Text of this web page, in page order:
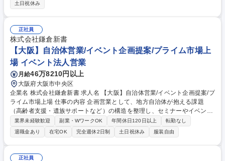
業務をお任せします。 【具体的には】■韓国クライアントとのコミュニケ
ーション（Slack、メール、オンラインMTG等）■広告配信に関する各種調
整および配信効果の報告■日本およびアメリカ向け広告配信案件のサポー
ト業務■韓国市場や業界動向のリサーチ■韓国語／日本語の翻訳業務 募集
職種 【海外営業（韓国）】韓国チームメンバー/自社広告サービス『SKYF
LAG』
土日祝休み
正社員
株式会社鎌倉新書
【大阪】自治体営業/イベント企画提案/プライム市場上
場 イベント法人営業
月給46万8210円以上
大阪府大阪市中央区
企業名 株式会社鎌倉新書 求人名 【大阪】自治体営業/イベント企画提案/プ
ライム市場上場 仕事の内容 企画営業として、地方自治体が抱える課題
（高齢者支援・遺族サポートなど）の構造を整理し、セミナーやイベント
の企画立案を含む多様なソリューションを提案します。 ■地方自治体(市区
町村)主催の終活セミナーの企画設計:地域ごとの課題を踏まえたテーマ設
計/自治体職員とのディスカッションを通じて、住民ニーズの仮説設定と優
先論点の整理/届けたい住民層を明確化した上で、プログラム構成をデザイ
ン/講師・専門家の選定基準づくりとアサイン調整/当日の運営オペレーシ
業界未経験歓迎 副業・WワークOK 年間休日120日以上
転勤なし
退職金あり
在宅OK 完全週休2日制 土日祝休み 服装自由
正社員